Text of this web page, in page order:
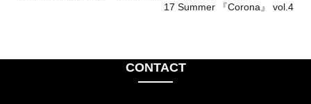
17 Summer 『Corona』 vol.4
CONTACT